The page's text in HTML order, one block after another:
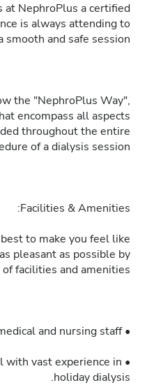
NephroPlus a certified
is always attending to
smooth and safe session.
the "NephroPlus Way",
encompass all aspects
throughout the entire
of a dialysis session.
Facilities & Amenities:
to make you feel like
pleasant as possible by
facilities and amenities:
• Experienced medical and nursing staff.
with vast experience in
holiday dialysis.